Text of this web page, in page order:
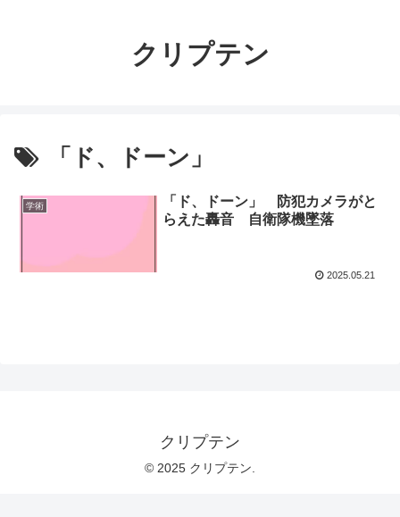
クリプテン
「ド、ドーン」
学術
「ド、ドーン」 防犯カメラがと
らえた轟音 自衛隊機墜落
2025.05.21
クリプテン
© 2025 クリプテン.